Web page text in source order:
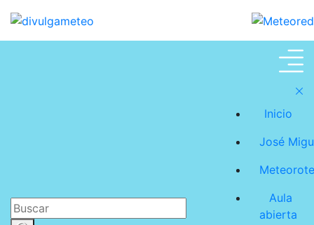
Inicio
José
Aula
abierta
Instrumentos
meteorológicos